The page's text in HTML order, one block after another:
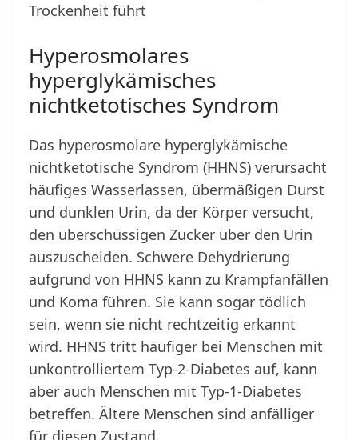
Trockenheit führt
Hyperosmolares
hyperglykämisches
nichtketotisches Syndrom
Das hyperosmolare hyperglykämische
nichtketotische Syndrom (HHNS) verursacht
häufiges Wasserlassen, übermäßigen Durst
und dunklen Urin, da der Körper versucht,
den überschüssigen Zucker über den Urin
auszuscheiden. Schwere Dehydrierung
aufgrund von HHNS kann zu Krampfanfällen
und Koma führen. Sie kann sogar tödlich
sein, wenn sie nicht rechtzeitig erkannt
wird. HHNS tritt häufiger bei Menschen mit
unkontrolliertem Typ-2-Diabetes auf, kann
aber auch Menschen mit Typ-1-Diabetes
betreffen. Ältere Menschen sind anfälliger